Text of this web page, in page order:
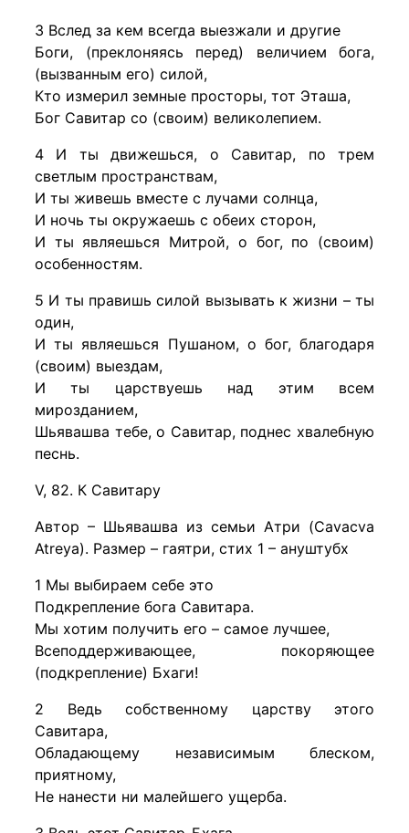
3 Вслед за кем всегда выезжали и другие
Боги, (преклоняясь перед) величием бога,
(вызванным его) силой,
Кто измерил земные просторы, тот Эташа,
Бог Савитар со (своим) великолепием.
4 И ты движешься, о Савитар, по трем
светлым пространствам,
И ты живешь вместе с лучами солнца,
И ночь ты окружаешь с обеих сторон,
И ты являешься Митрой, о бог, по (своим)
особенностям.
5 И ты правишь силой вызывать к жизни – ты
один,
И ты являешься Пушаном, о бог, благодаря
(своим) выездам,
И ты царствуешь над этим всем
мирозданием,
Шьявашва тебе, о Савитар, поднес хвалебную
песнь.
V, 82. К Савитару
Автор – Шьявашва из семьи Атри (Cavacva
Atreya). Размер – гаятри, стих 1 – ануштубх
1 Мы выбираем себе это
Подкрепление бога Савитара.
Мы хотим получить его – самое лучшее,
Всеподдерживающее, покоряющее
(подкрепление) Бхаги!
2 Ведь собственному царству этого
Савитара,
Обладающему независимым блеском,
приятному,
Не нанести ни малейшего ущерба.